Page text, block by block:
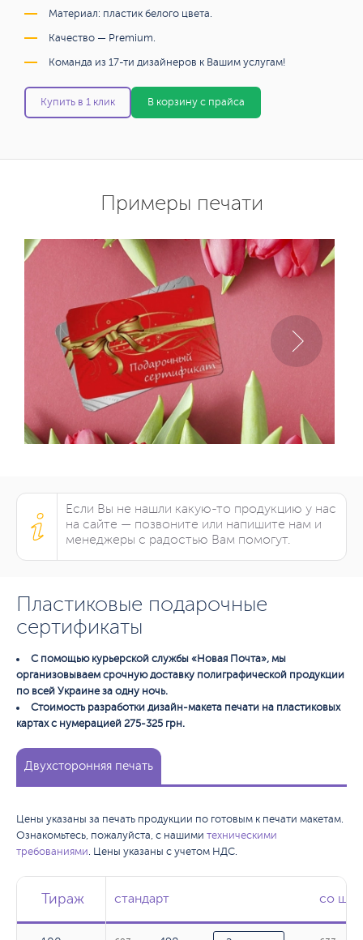
Материал: пластик белого цвета.
Качество — Premium.
Команда из 17-ти дизайнеров к Вашим услугам!
Купить в 1 клик В корзину с прайса
Примеры печати
Если Вы не нашли какую-то продукцию у нас
на сайте — позвоните или напишите нам и
менеджеры с радостью Вам помогут.
Пластиковые подарочные
сертификаты
С помощью курьерской службы «Новая Почта», мы
организовываем срочную доставку полиграфической продукции
по всей Украине за одну ночь.
Стоимость разработки дизайн-макета печати на пластиковых
картах с нумерацией 275-325 грн.
Двухсторонняя печать
Цены указаны за печать продукции по готовым к печати макетам.
Ознакомьтесь, пожалуйста, с нашими техническими
требованиями. Цены указаны с учетом НДС.
Тираж
Тираж стандарт со
Тираж стандарт со